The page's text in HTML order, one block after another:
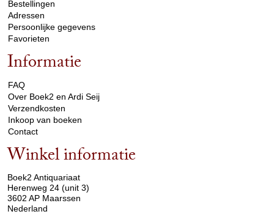
Bestellingen
Adressen
Persoonlijke gegevens
Favorieten
Informatie
FAQ
Over Boek2 en Ardi Seij
Verzendkosten
Inkoop van boeken
Contact
Winkel informatie
Boek2 Antiquariaat
Herenweg 24 (unit 3)
3602 AP Maarssen
Nederland